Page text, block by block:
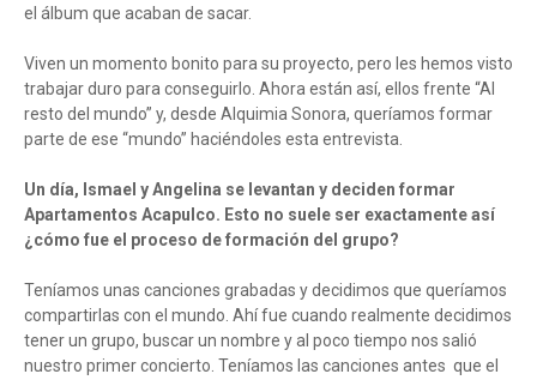
el álbum que acaban de sacar.
Viven un momento bonito para su proyecto, pero les hemos visto
trabajar duro para conseguirlo. Ahora están así, ellos frente “Al
resto del mundo” y, desde Alquimia Sonora, queríamos formar
parte de ese “mundo” haciéndoles esta entrevista.
Un día, Ismael y Angelina se levantan y deciden formar
Apartamentos Acapulco. Esto no suele ser exactamente así
¿cómo fue el proceso de formación del grupo?
Teníamos unas canciones grabadas y decidimos que queríamos
compartirlas con el mundo. Ahí fue cuando realmente decidimos
tener un grupo, buscar un nombre y al poco tiempo nos salió
nuestro primer concierto. Teníamos las canciones antes que el